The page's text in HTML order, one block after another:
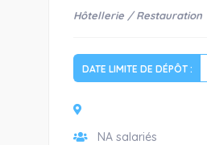
Hôtellerie / Restauration
DATE LIMITE DE DÉPÔT :
NA salariés